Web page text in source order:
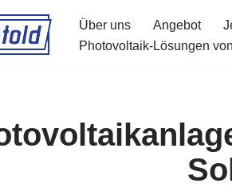
Über uns Angebot
Photovoltaik-Lösungen